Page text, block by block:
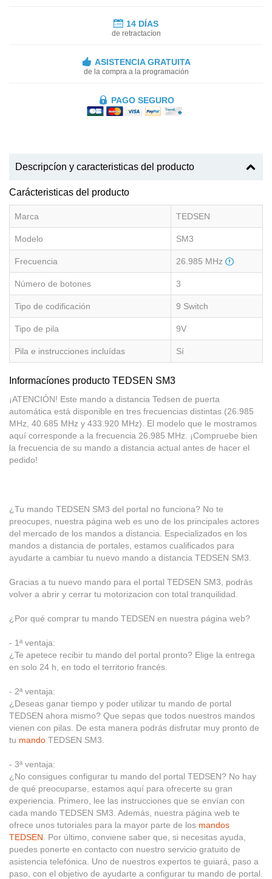
14 DÍAS
de retractacíon
ASISTENCIA GRATUITA
de la compra a la programación
PAGO SEGURO
Descripcíon y caracteristicas del producto
Carácteristicas del producto
Marca TEDSEN
Modelo SM3
Frecuencia 26.985 MHz
Número de botones 3
Tipo de codificación 9 Switch
Tipo de pila 9V
Pila e instrucciones incluídas Sí
Informacíones producto TEDSEN SM3
¡ATENCIÓN! Este mando a distancia Tedsen de puerta
automática está disponible en tres frecuencias distintas (26.985
MHz, 40.685 MHz y 433.920 MHz). El modelo que le mostramos
aquí corresponde a la frecuencia 26.985 MHz. ¡Compruebe bien
la frecuencia de su mando a distancia actual antes de hacer el
pedido!
¿Tu mando TEDSEN SM3 del portal no funciona? No te
preocupes, nuestra página web es uno de los principales actores
del mercado de los mandos a distancia. Especializados en los
mandos a distancia de portales, estamos cualificados para
ayudarte a cambiar tu nuevo mando a distancia TEDSEN SM3.
Gracias a tu nuevo mando para el portal TEDSEN SM3, podrás
volver a abrir y cerrar tu motorizacion con total tranquilidad.
¿Por qué comprar tu mando TEDSEN en nuestra página web?
- 1ª ventaja:
¿Te apetece recibir tu mando del portal pronto? Elige la entrega
en solo 24 h, en todo el territorio francés.
- 2ª ventaja:
¿Deseas ganar tiempo y poder utilizar tu mando de portal
TEDSEN ahora mismo? Que sepas que todos nuestros mandos
vienen con pilas. De esta manera podrás disfrutar muy pronto de
tu mando TEDSEN SM3.
- 3ª ventaja:
¿No consigues configurar tu mando del portal TEDSEN? No hay
de qué preocuparse, estamos aquí para ofrecerte su gran
experiencia. Primero, lee las instrucciones que se envían con
cada mando TEDSEN SM3. Además, nuestra página web te
ofrece unos tutoriales para la mayor parte de los mandos
TEDSEN. Por último, conviene saber que, si necesitas ayuda,
puedes ponerte en contacto con nuestro servicio gratuito de
asistencia telefónica. Uno de nuestros expertos te guiará, paso a
paso, con el objetivo de ayudarte a configurar tu mando de portal.